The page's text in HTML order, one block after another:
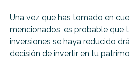
Una vez que has tomado en
mencionados, es probable que
inversiones se haya reducido
decisión de invertir en tu